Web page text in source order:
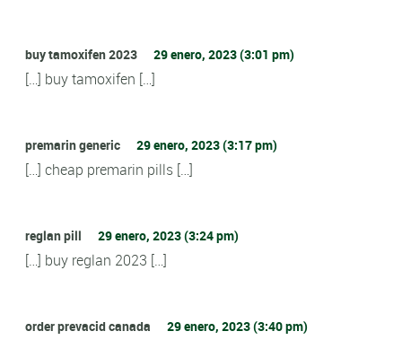
buy tamoxifen 2023 29 enero, 2023 (3:01 pm)
[…] buy tamoxifen […]
premarin generic 29 enero, 2023 (3:17 pm)
[…] cheap premarin pills […]
reglan pill 29 enero, 2023 (3:24 pm)
[…] buy reglan 2023 […]
order prevacid canada 29 enero, 2023 (3:40 pm)